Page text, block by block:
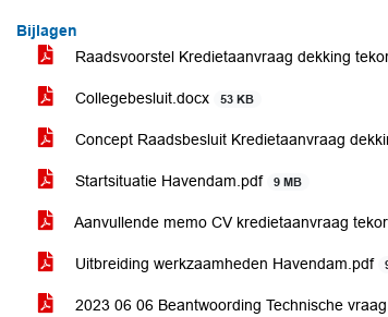
Bijlagen
Raadsvoorstel Kredietaanvraag dekking
Collegebesluit.docx 53 KB
Concept Raadsbesluit Kredietaanvraag
Startsituatie Havendam.pdf 9 MB
Aanvullende memo CV kredietaanvraag
Uitbreiding werkzaamheden Havendam.pdf
2023 06 06 Beantwoording Technische